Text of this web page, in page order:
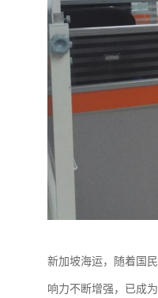
新加坡海运，随着国
响力不断增强，已成